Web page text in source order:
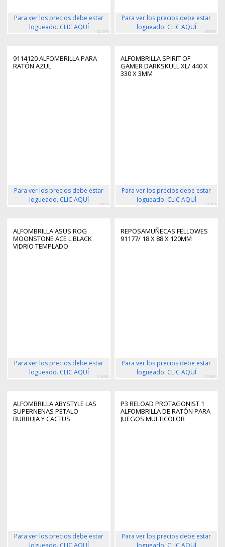
Para ver los precios debe estar
logueado. CLIC AQUÍ
321040
Para ver los precios debe estar
logueado. CLIC AQUÍ
399037
9114120 ALFOMBRILLA PARA
RATÓN AZUL
Para ver los precios debe estar
logueado. CLIC AQUÍ
14670
ALFOMBRILLA SPIRIT OF
GAMER DARKSKULL XL/ 440 X
330 X 3MM
Para ver los precios debe estar
logueado. CLIC AQUÍ
120784
ALFOMBRILLA ASUS ROG
MOONSTONE ACE L BLACK
VIDRIO TEMPLADO
Para ver los precios debe estar
logueado. CLIC AQUÍ
218082
REPOSAMUÑECAS FELLOWES
91177/ 18 X 88 X 120MM
Para ver los precios debe estar
logueado. CLIC AQUÍ
253810
ALFOMBRILLA ABYSTYLE LAS
SUPERNENAS PETALO
BURBUJA Y CACTUS
Para ver los precios debe estar
logueado. CLIC AQUÍ
P3 RELOAD PROTAGONIST 1
ALFOMBRILLA DE RATÓN PARA
JUEGOS MULTICOLOR
Para ver los precios debe estar
logueado. CLIC AQUÍ